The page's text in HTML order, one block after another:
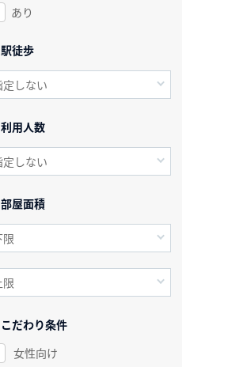
あり
駅徒歩
利用人数
部屋面積
こだわり条件
女性向け